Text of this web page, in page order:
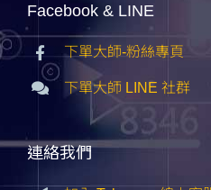
Facebook & LINE
下單大師-粉絲專頁
下單大師 LINE 社群
連絡我們